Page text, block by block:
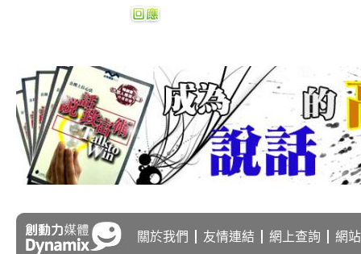
關於我們 友情連結 網上查詢 網